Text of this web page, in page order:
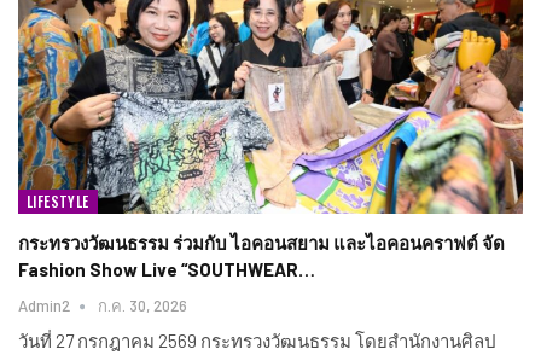
LIFESTYLE
กระทรวงวัฒนธรรม ร่วมกับ ไอคอนสยาม และไอคอนคราฟต์ จัด
Fashion Show Live “SOUTHWEAR…
Admin2 ก.ค. 30, 2026
วันที่ 27 กรกฎาคม 2569 กระทรวงวัฒนธรรม โดยสำนักงานศิลป